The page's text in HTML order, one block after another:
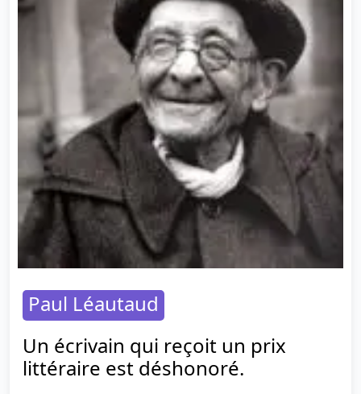
Paul Léautaud
Un écrivain qui reçoit un prix
littéraire est déshonoré.